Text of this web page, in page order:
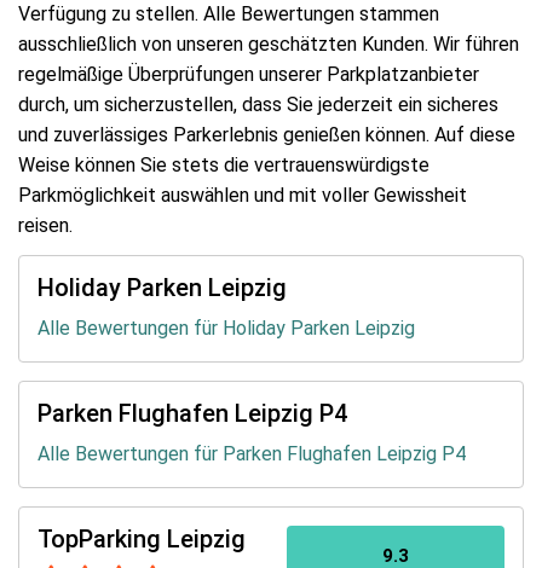
Verfügung zu stellen. Alle Bewertungen stammen
ausschließlich von unseren geschätzten Kunden. Wir führen
regelmäßige Überprüfungen unserer Parkplatzanbieter
durch, um sicherzustellen, dass Sie jederzeit ein sicheres
und zuverlässiges Parkerlebnis genießen können. Auf diese
Weise können Sie stets die vertrauenswürdigste
Parkmöglichkeit auswählen und mit voller Gewissheit
reisen.
Holiday Parken Leipzig
Alle Bewertungen für Holiday Parken Leipzig
Parken Flughafen Leipzig P4
Alle Bewertungen für Parken Flughafen Leipzig P4
TopParking Leipzig
9.3